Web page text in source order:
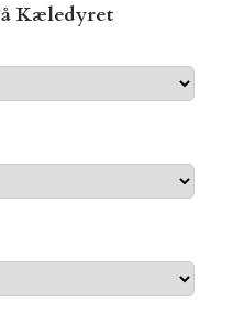
Kæledyret